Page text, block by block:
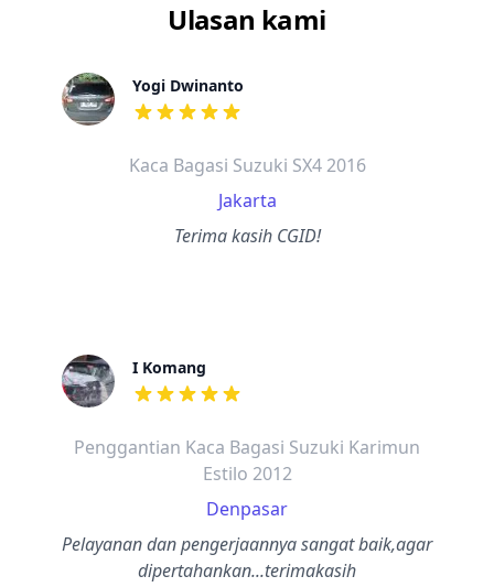
Ulasan kami
Yogi Dwinanto
dari ulasan adalah bintang lima
Kaca Bagasi Suzuki SX4 2016
Jakarta
Terima kasih CGID!
I Komang
dari ulasan adalah bintang lima
Penggantian Kaca Bagasi Suzuki Karimun
Estilo 2012
Denpasar
Pelayanan dan pengerjaannya sangat baik,agar
dipertahankan...terimakasih